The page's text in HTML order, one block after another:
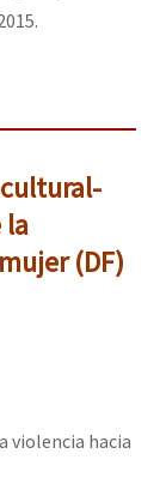
(DF)
hacia